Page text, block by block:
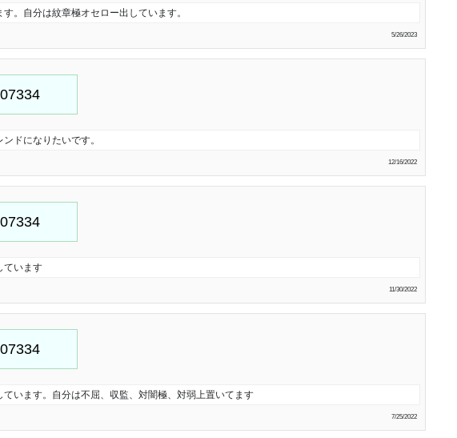
。自分は紋章極オセロー出しています。
5/26/2023
ドになりたいです。
12/16/2022
ています
11/30/2022
います。自分は不屈、収監、対闇極、対弱上置いてます
7/25/2022